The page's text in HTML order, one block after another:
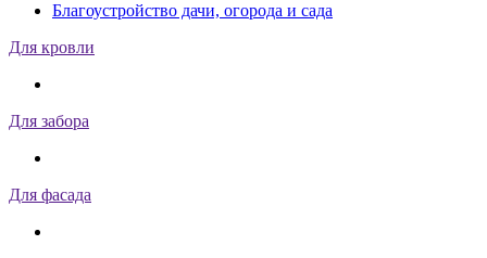
Благоустройство дачи, огорода и сада
Для кровли
Для забора
Для фасада